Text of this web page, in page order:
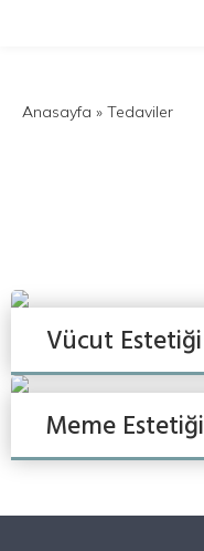
Anasayfa » Tedaviler
Vücut Estetiği
Meme Estetiği